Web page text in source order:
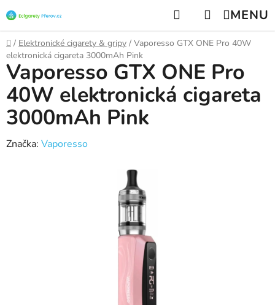
na
obsah
Hledat NÁKUPNÍ
KOŠÍK
Domů
/ Elektronické cigarety & gripy / Vaporesso GTX ONE Pro 40W
elektronická cigareta 3000mAh Pink
Vaporesso GTX ONE Pro
40W elektronická cigareta
3000mAh Pink
Značka: Vaporesso